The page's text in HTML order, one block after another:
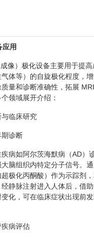
应用
像）极化设备主要用于提
体等）的自旋极化程度，增
量和诊断准确性，拓展
领域展开介绍：
临床研究
期诊断
病如阿尔茨海默病（AD）
脑组织内特定分子信号。
极化丙酮酸）作为示踪剂
静脉注射进入人体后，借
化，可在临床症状出现前
疾病评估